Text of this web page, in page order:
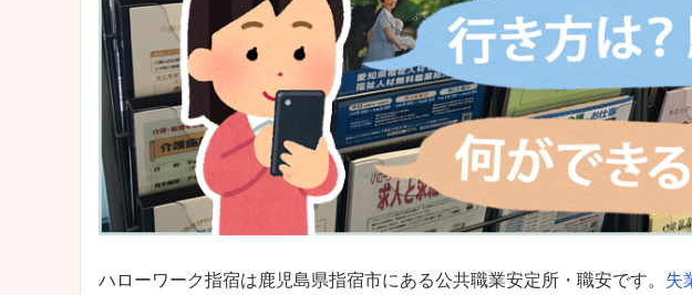
ハローワーク指宿は鹿児島県指宿市にある公共職業安定所・職安です。 失